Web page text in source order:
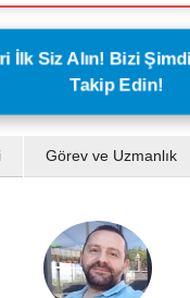
İlk Siz Alın! Bizi
Takip Edin!
Görev ve Uzmanlık